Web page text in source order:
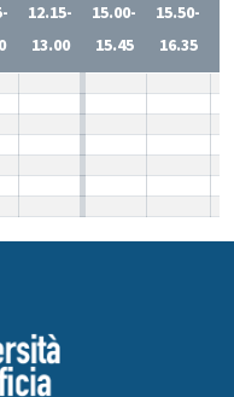
12.15-
13.00
15.00-
15.45
15.50-
16.35